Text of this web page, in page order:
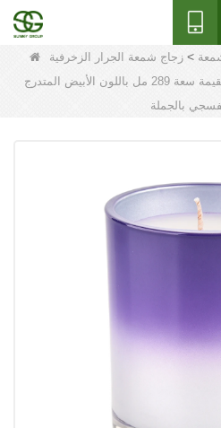
> زجاج شمعة الجرار الزخرفية
حاوية شموع زجاجية بحافة مستقيمة سعة 289 مل باللون الأبيض المتدرج
بالجملة